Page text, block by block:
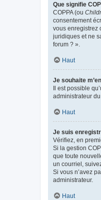
Que signifie
COPPA (ou
consentement
vous enregistrez
juridiques et ne
forum ? ».
Haut
Je souhaite
Il est possible
administrateur du
Haut
Je suis
Vérifiez, en
Si la gestion
que toute
un courriel,
Si vous n’avez
administrateur.
Haut